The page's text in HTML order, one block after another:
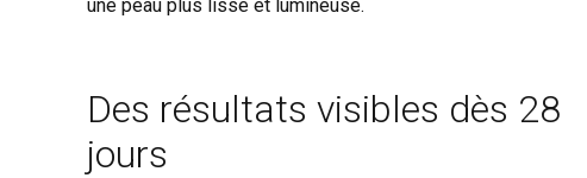
une peau plus lisse et lumineuse.
Des résultats visibles dès 28
jours